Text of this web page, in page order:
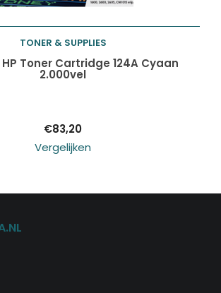
Toevoegen aan
TONER & SUPPLIES
HP Toner Cartridge 124A Cyaan
2.000vel
€83,20
Vergelijken